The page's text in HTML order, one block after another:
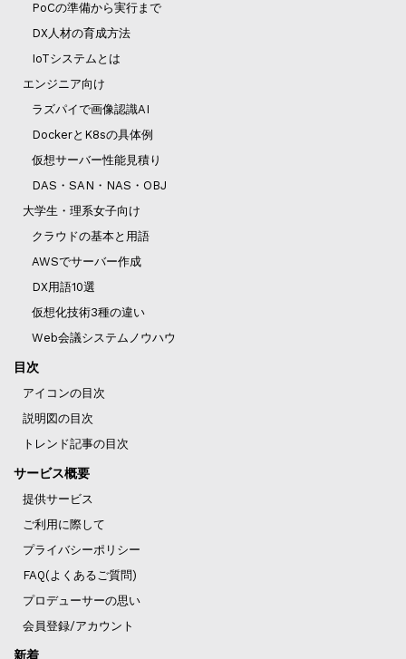
PoCの準備から実行まで
DX人材の育成方法
IoTシステムとは
エンジニア向け
ラズパイで画像認識AI
DockerとK8sの具体例
仮想サーバー性能見積り
DAS・SAN・NAS・OBJ
大学生・理系女子向け
クラウドの基本と用語
AWSでサーバー作成
DX用語10選
仮想化技術3種の違い
Web会議システムノウハウ
目次
アイコンの目次
説明図の目次
トレンド記事の目次
サービス概要
提供サービス
ご利用に際して
プライバシーポリシー
FAQ(よくあるご質問)
プロデューサーの思い
会員登録/アカウント
新着